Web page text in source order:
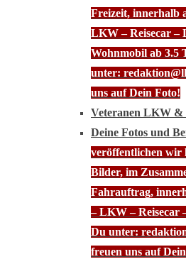
Freizeit, innerhalb
LKW – Reisecar –
Wohnmobil ab 3.5
unter:
uns auf Dein Foto!
Veteranen LKW &
Deine Fotos und
veröffentlichen wir
Bilder, im
Fahrauftrag,
– LKW – Reisecar
Du unter:
freuen uns auf